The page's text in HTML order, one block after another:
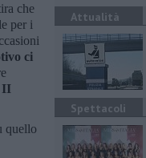
che
per i
ci
II
quello
Attualità
Spettacoli